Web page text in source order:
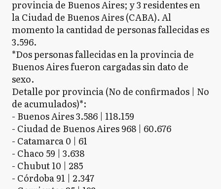
provincia de Buenos Aires; y 3 residentes en
la Ciudad de Buenos Aires (CABA). Al
momento la cantidad de personas fallecidas es
3.596.
*Dos personas fallecidas en la provincia de
Buenos Aires fueron cargadas sin dato de
sexo.
Detalle por provincia (No de confirmados | No
de acumulados)*:
- Buenos Aires 3.586 | 118.159
- Ciudad de Buenos Aires 968 | 60.676
- Catamarca 0 | 61
- Chaco 59 | 3.638
- Chubut 10 | 285
- Córdoba 91 | 2.347